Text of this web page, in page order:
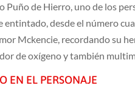
Puño de Hierro, uno de los
entintado, desde el número
Mckencie, recordando su
de oxígeno y también
EN EL PERSONAJE